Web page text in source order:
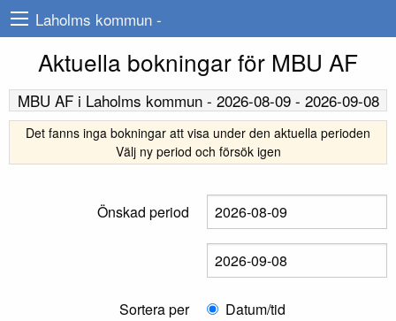
Laholms kommun -
Aktuella bokningar för MBU AF
MBU AFi Laholms kommun - 2026-08-09- 2026-09-08
Det fanns inga bokningar att visa under den aktuella perioden
Välj ny period och försök igen
Önskad period
Sortera per
Datum/tid